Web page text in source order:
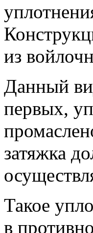
из
Данный
первых,
затяжка
Такое
в